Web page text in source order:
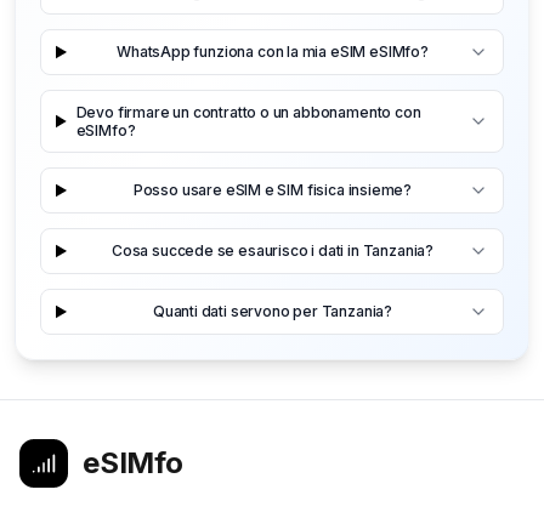
WhatsApp funziona con la mia eSIM eSIMfo?
Devo firmare un contratto o un abbonamento con
eSIMfo?
Posso usare eSIM e SIM fisica insieme?
Cosa succede se esaurisco i dati in Tanzania?
Quanti dati servono per Tanzania?
eSIMfo